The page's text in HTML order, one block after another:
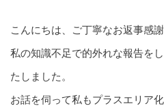
こんにちは、ご丁寧なお返事感謝
私の知識不足で的外れな報告を
たしました。
お話を伺って私もプラスエリア